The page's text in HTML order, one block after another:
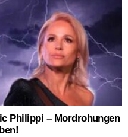
Philippi – Mordrohungen